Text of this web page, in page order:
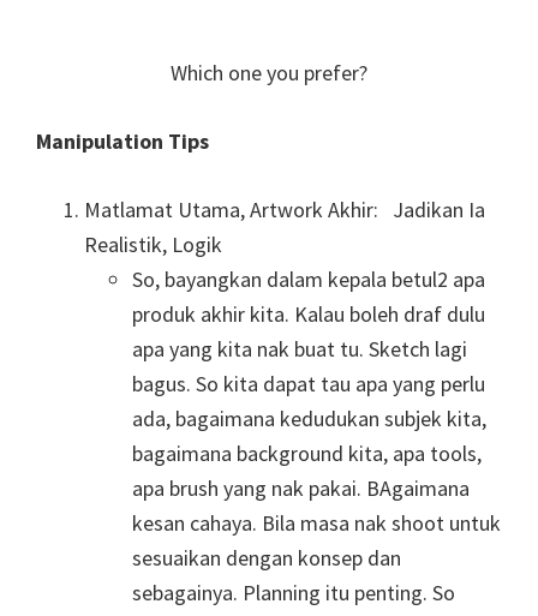
Which one you prefer?
Manipulation Tips
Matlamat Utama, Artwork Akhir: Jadikan Ia
Realistik, Logik
So, bayangkan dalam kepala betul2 apa
produk akhir kita. Kalau boleh draf dulu
apa yang kita nak buat tu. Sketch lagi
bagus. So kita dapat tau apa yang perlu
ada, bagaimana kedudukan subjek kita,
bagaimana background kita, apa tools,
apa brush yang nak pakai. BAgaimana
kesan cahaya. Bila masa nak shoot untuk
sesuaikan dengan konsep dan
sebagainya. Planning itu penting. So